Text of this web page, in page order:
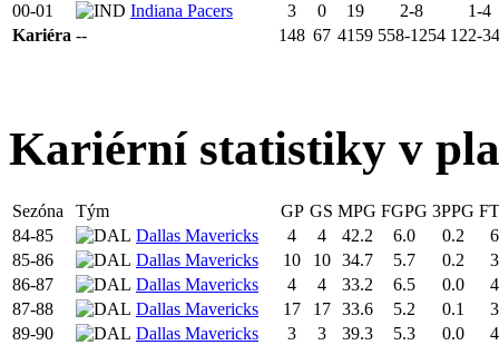
00-01
Indiana Pacers 3 0 19 2-8
1-4
Kariéra -- 148 67 4159 558-1254 122-
Kariérní statistiky v
Sezóna Tým GP GS MPG FGPG 3PPG
84-85
Dallas Mavericks 4 4 42.2 6.0 0.2
85-86
Dallas Mavericks 10 10 34.7 5.7 0.2
86-87
Dallas Mavericks 4 4 33.2 6.5 0.0
87-88
Dallas Mavericks 17 17 33.6 5.2 0.1
89-90
Dallas Mavericks 3 3 39.3 5.3 0.0